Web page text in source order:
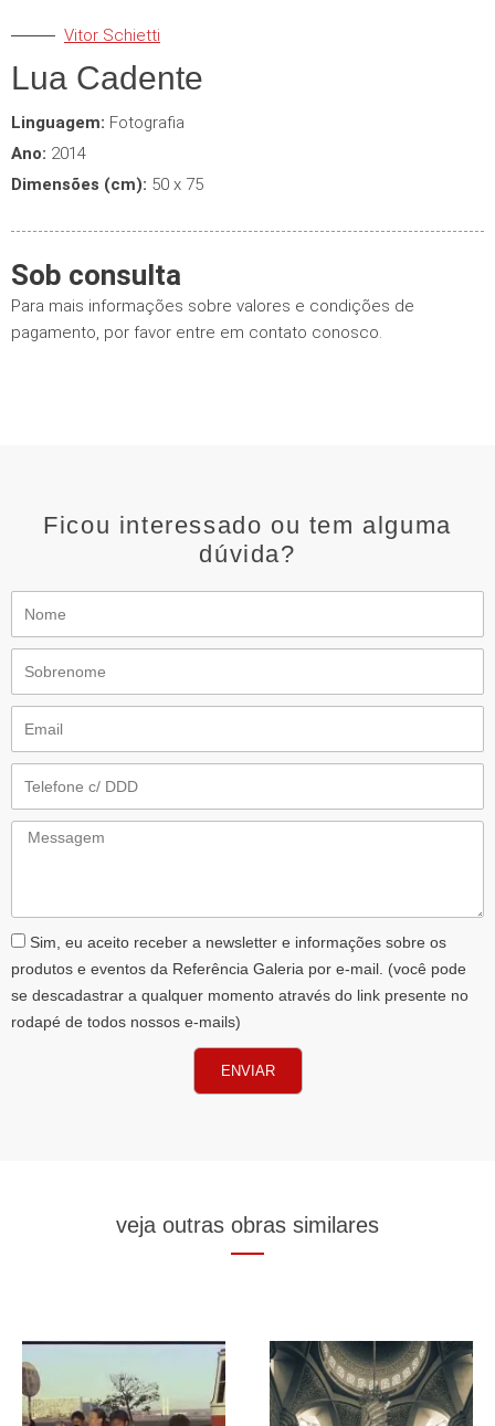
Vitor Schietti
Lua Cadente
Linguagem: Fotografia
Ano: 2014
Dimensões (cm): 50 x 75
Sob consulta
Para mais informações sobre valores e condições de
pagamento, por favor entre em contato conosco.
Ficou interessado ou tem alguma
dúvida?
Messagem
AceiteLGPD
Sim, eu aceito receber a newsletter e informações sobre os
produtos e eventos da Referência Galeria por e-mail. (você pode
se descadastrar a qualquer momento através do link presente no
rodapé de todos nossos e-mails)
ENVIAR
veja outras obras similares